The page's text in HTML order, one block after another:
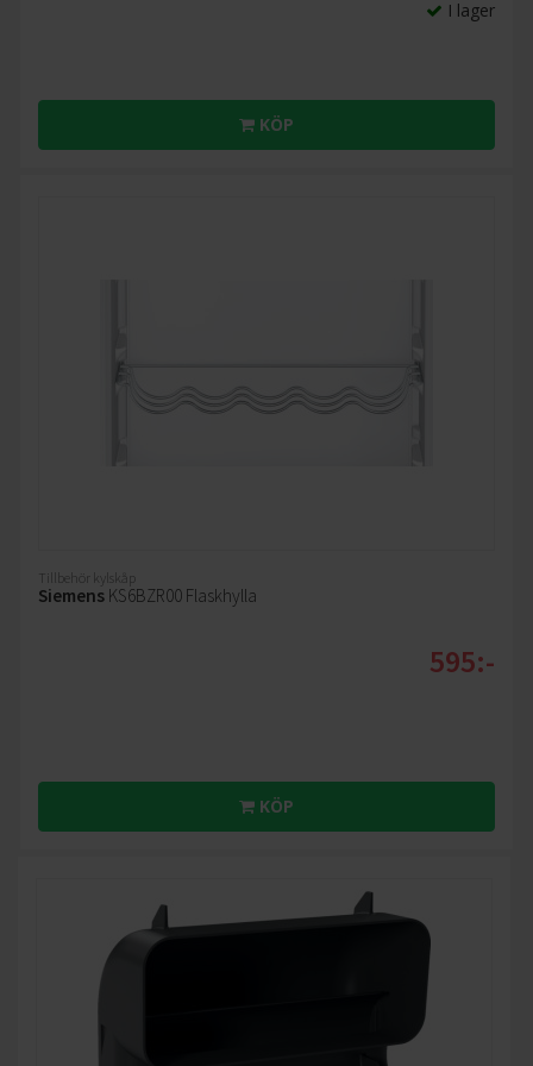
I lager
KÖP
Tillbehör kylskåp
Siemens KS6BZR00 Flaskhylla
595:-
KÖP